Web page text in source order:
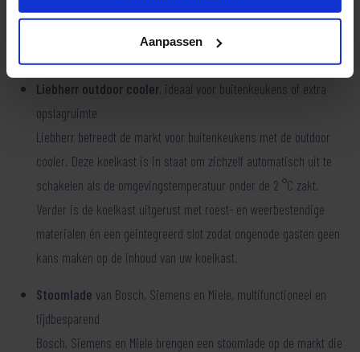
Aanpassen
sporen én het draagt bij aan de luxe uitstraling van de keuken.
Liebherr outdoor cooler, ideaal voor buitenkeukens of extra
opslagruimte
Liebherr betreedt de markt voor buitenkeukens met de outdoor
cooler. Deze koelkast is in staat om zichzelf automatisch uit te
schakelen als de omgevingstemperatuur onder de 2 °C zakt.
Verder is de koelkast uitgerust met roest- en weerbestendige
materialen én een geintegreerd slot zodat ongenode gasten geen
kans maken op de inhoud van uw koelkast.
Stoomlade van Bosch, Siemens en Miele, multifunctioneel en
tijdbesparend
Bosch, Siemens en Miele brengen een stoomlade op de markt die